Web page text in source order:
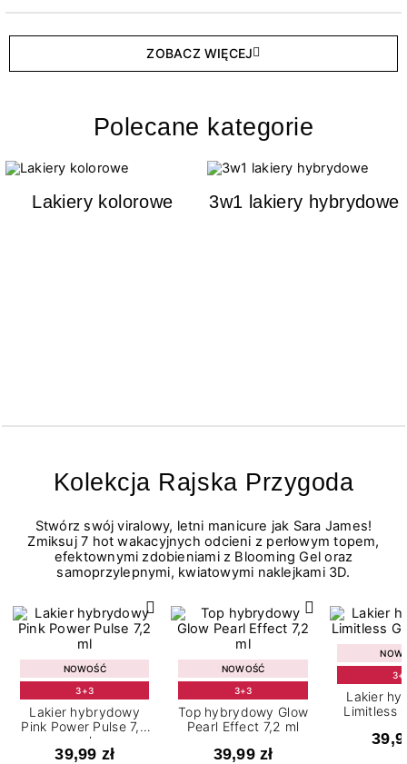
ZOBACZ WIĘCEJ
Polecane kategorie
Lakiery kolorowe 3w1 lakiery hybrydowe
Kolekcja Rajska Przygoda
Stwórz swój viralowy, letni manicure jak Sara James!
Zmiksuj 7 hot wakacyjnych odcieni z perłowym topem,
efektownymi zdobieniami z Blooming Gel oraz
samoprzylepnymi, kwiatowymi naklejkami 3D.
NOWOŚĆ
3+3
Lakier hybrydowy
Pink Power Pulse 7,2
ml
39,99 zł
NOWOŚĆ
3+3
Top hybrydowy Glow
Pearl Effect 7,2 ml
39,99 zł
Lakier
Limitless